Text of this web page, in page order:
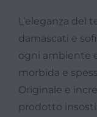
L’eleganza del
damascati e
ogni ambiente
morbida e
Originale e
prodotto